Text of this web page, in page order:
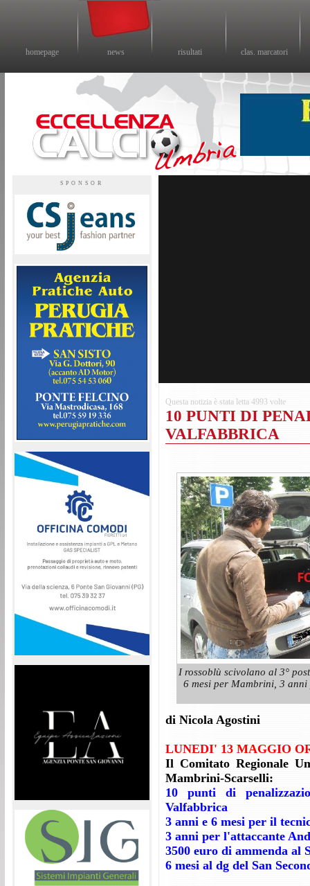
homepage news risultati clas. marcatori
SPONSOR
domenica 6 settembre
Questa notizia è stata letta 4993 volte
10 PUNTI DI
VALFABBRICA
I rossoblù scivolano al 3°
6 mesi per Mambrini, 3 anni
di Nicola Agostini
LUNEDI' 13 MAGGIO
Il Comitato Regionale
Mambrini-Scarselli:
10 punti di
Valfabbrica
3 anni e 6 mesi per il
3 anni per l'attaccante
3500 euro di ammenda al
6 mesi al dg del San